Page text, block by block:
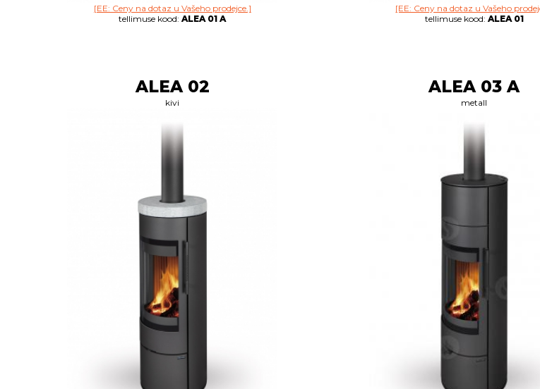
[EE: Ceny na dotaz u Vašeho prodejce.]
tellimuse kood:ALEA 01 A
[EE: Ceny na dotaz u Vašeho
tellimuse kood: ALEA 01
ALEA 02
kivi
ALEA 03 A
metall